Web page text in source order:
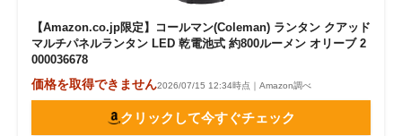
【Amazon.co.jp限定】コールマン(Coleman) ランタン クアッド
マルチパネルランタン LED 乾電池式 約800ルーメン オリーブ 2
000036678
価格を取得できません2026/07/15 12:34時点｜Amazon調べ
クリックして今すぐチェック